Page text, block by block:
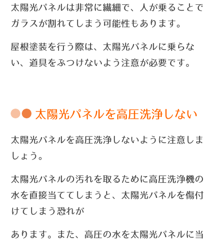
太陽光パネルは非常に繊細で、人が乗ることで
ガラスが割れてしまう可能性もあります。
屋根塗装を行う際は、太陽光パネルに乗らな
い、道具をぶつけないよう注意が必要です。
太陽光パネルを高圧洗浄しない
太陽光パネルを高圧洗浄しないように注意しま
しょう。
太陽光パネルの汚れを取るために高圧洗浄機の
水を直接当ててしまうと、太陽光パネルを傷付
けてしまう恐れが
あります。 また、 高圧の水を太陽光パネルに当